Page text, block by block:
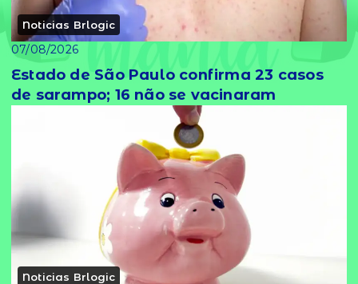
Noticias Brlogic
07/08/2026
Estado de São Paulo confirma 23 casos
de sarampo; 16 não se vacinaram
Noticias Brlogic